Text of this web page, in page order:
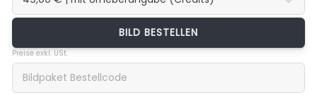
BILD BESTELLEN
Preise exkl. USt.